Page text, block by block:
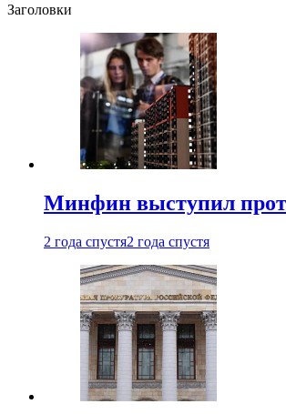
Заголовки
Минфин выступил
2 года спустя2 года спустя